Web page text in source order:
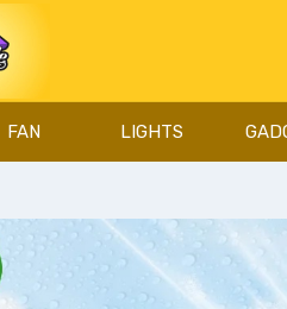
FAN LIGHTS